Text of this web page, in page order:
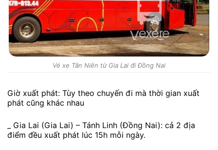
Vé xe Tân Niên từ Gia Lai đi Đồng Nai
Giờ xuất phát: Tùy theo chuyến đi mà thời gian xuất
phát cũng khác nhau
_ Gia Lai (Gia Lai) – Tánh Linh (Đồng Nai): cả 2 địa
điểm đều xuất phát lúc 15h mỗi ngày.